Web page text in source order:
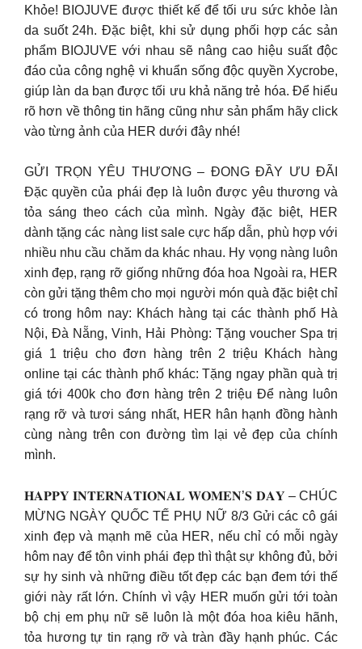
Khỏe! BIOJUVE được thiết kế để tối ưu sức khỏe làn
da suốt 24h. Đặc biệt, khi sử dụng phối hợp các sản
phẩm BIOJUVE với nhau sẽ nâng cao hiệu suất độc
đáo của công nghệ vi khuẩn sống độc quyền Xycrobe,
giúp làn da bạn được tối ưu khả năng trẻ hóa. Để hiểu
rõ hơn về thông tin hãng cũng như sản phẩm hãy click
vào từng ảnh của HER dưới đây nhé!
GỬI TRỌN YÊU THƯƠNG – ĐONG ĐẦY ƯU ĐÃI
Đặc quyền của phái đẹp là luôn được yêu thương và
tỏa sáng theo cách của mình. Ngày đặc biệt, HER
dành tặng các nàng list sale cực hấp dẫn, phù hợp với
nhiều nhu cầu chăm da khác nhau. Hy vọng nàng luôn
xinh đẹp, rạng rỡ giống những đóa hoa Ngoài ra, HER
còn gửi tặng thêm cho mọi người món quà đặc biệt chỉ
có trong hôm nay: Khách hàng tại các thành phố Hà
Nội, Đà Nẵng, Vinh, Hải Phòng: Tặng voucher Spa trị
giá 1 triệu cho đơn hàng trên 2 triệu Khách hàng
online tại các thành phố khác: Tặng ngay phần quà trị
giá tới 400k cho đơn hàng trên 2 triệu Để nàng luôn
rạng rỡ và tươi sáng nhất, HER hân hạnh đồng hành
cùng nàng trên con đường tìm lại vẻ đẹp của chính
mình.
𝐇𝐀𝐏𝐏𝐘 𝐈𝐍𝐓𝐄𝐑𝐍𝐀𝐓𝐈𝐎𝐍𝐀𝐋 𝐖𝐎𝐌𝐄𝐍’𝐒 𝐃𝐀𝐘 – CHÚC
MỪNG NGÀY QUỐC TẾ PHỤ NỮ 8/3 Gửi các cô gái
xinh đẹp và mạnh mẽ của HER, nếu chỉ có mỗi ngày
hôm nay để tôn vinh phái đẹp thì thật sự không đủ, bởi
sự hy sinh và những điều tốt đẹp các bạn đem tới thế
giới này rất lớn. Chính vì vậy HER muốn gửi tới toàn
bộ chị em phụ nữ sẽ luôn là một đóa hoa kiêu hãnh,
tỏa hương tự tin rạng rỡ và tràn đầy hạnh phúc. Các